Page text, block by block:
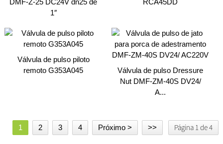
DMF-Z-25 DC24V dn25 de
1″
RCA45DD
Válvula de pulso piloto
remoto G353A045
Válvula de pulso Dressure
Nut DMF-ZM-40S DV24/
A...
1 2 3 4 Próximo > >> Página 1 de 4